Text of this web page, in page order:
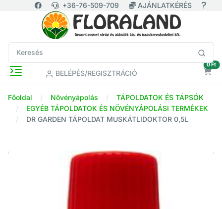
+36-76-509-709 AJÁNLATKÉRÉS
BELÉPÉS/REGISZTRÁCIÓ
0 Ft
Főoldal Növényápolás
TÁPOLDATOK ÉS TÁPSÓK
EGYÉB TÁPOLDATOK ÉS NÖVÉNYÁPOLÁSI TERMÉKEK
DR GARDEN TÁPOLDAT MUSKÁTLIDOKTOR 0,5L